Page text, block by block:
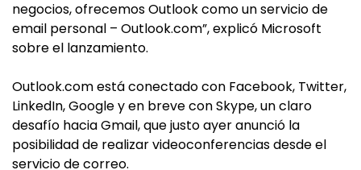
negocios, ofrecemos Outlook como un servicio de
email personal – Outlook.com”, explicó Microsoft
sobre el lanzamiento.
Outlook.com está conectado con Facebook, Twitter,
LinkedIn, Google y en breve con Skype, un claro
desafío hacia Gmail, que justo ayer anunció la
posibilidad de realizar videoconferencias desde el
servicio de correo.